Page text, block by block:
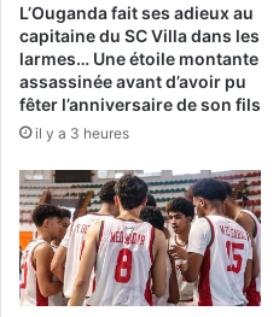
L’Ouganda fait ses adieux au
capitaine du SC Villa dans les
larmes… Une étoile montante
assassinée avant d’avoir pu
fêter l’anniversaire de son fils
il y a 3 heures